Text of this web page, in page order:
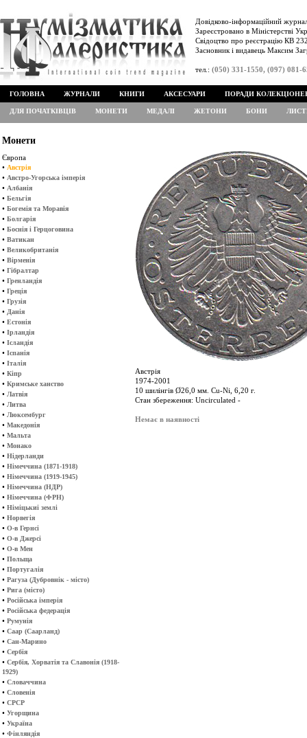
Довідково-інформаційний
Зареєстровано в Міністерстві
Свідоцтво про реєстрацію КВ
Засновник і видавець Максим
тел.: (050) 331-1550, (097) 081-
ГОЛОВНА ЖУРНАЛИ КНИГИ АКСЕСУАРИ ПОРАДИ
ДЛЯ ПОЧАТКІВЦІВ МОНЕТИ МЕДАЛІ ЖЕТОНИ БОНИ
Монети
Європа
• Австрія
• Австро-Угорська імперія
• Албанія
• Бельгія
• Богемія та Моравія
• Болгарія
• Боснія і Герцоговина
• Ватикан
• Великобританія
• Вірменія
• Гібралтар
• Гренландія
• Греція
• Грузія
• Данія
• Естонія
• Ірландія
• Ісландія
• Іспанія
• Італія
• Кіпр
• Кримське ханство
• Латвія
• Литва
• Люксембург
• Македонія
• Мальта
• Монако
• Нідерланди
• Німеччина (1871-1918)
• Німеччина (1919-1945)
• Німеччина (НДР)
• Німеччина (ФРН)
• Німіцькиі землі
• Норвегія
• О-в Гернсі
• О-в Джерсі
• О-в Мен
• Польща
• Португалія
• Рагуза (Дубровнік - місто)
• Рига (місто)
• Російська імперія
• Російська федерація
• Румунія
• Саар (Саарланд)
• Сан-Марино
• Сербія
• Сербія, Хорватія та Славонія (1918-
1929)
• Словаччина
• Словенія
• СРСР
• Угорщина
• Україна
• Фінляндія
Австрія
1974-2001
10 шилінгів Ø26,0 мм. Cu-Ni, 6,20 г.
Стан збереження: Uncirculated -
Немає в наявності